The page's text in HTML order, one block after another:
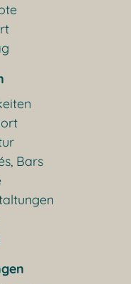
Bars